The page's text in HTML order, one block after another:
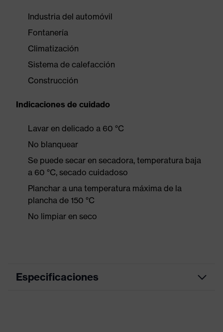
Industria del automóvil
Fontanería
Climatización
Sistema de calefacción
Construcción
Indicaciones de cuidado
Lavar en delicado a 60 °C
No blanquear
Se puede secar en secadora, temperatura baja
a 60 °C, secado cuidadoso
Planchar a una temperatura máxima de la
plancha de 150 °C
No limpiar en seco
Especificaciones